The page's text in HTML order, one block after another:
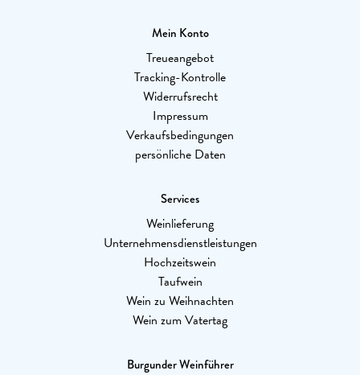
Mein Konto
Treueangebot
Tracking-Kontrolle
Widerrufsrecht
Impressum
Verkaufsbedingungen
persönliche Daten
Services
Weinlieferung
Unternehmensdienstleistungen
Hochzeitswein
Taufwein
Wein zu Weihnachten
Wein zum Vatertag
Burgunder Weinführer